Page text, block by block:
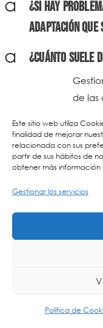
de las
Este sitio web utiliza
finalidad de mejorar
relacionada con sus
partir de sus hábitos de
obtener más información
Gestionar los servicios
Política de
¿Si hay
adaptación que
a
¿Cuánto suele
adaptación?
a
¿Cuál es el
Educación
a ¿Cómo
a ¿Cómo
¿Cómo